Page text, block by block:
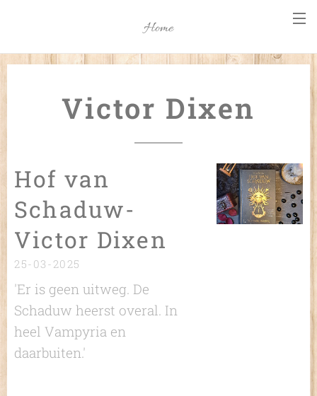
Home
Victor Dixen
Hof van
Schaduw-
Victor Dixen
25-03-2025
'Er is geen uitweg. De
Schaduw heerst overal. In
heel Vampyria en
daarbuiten.'